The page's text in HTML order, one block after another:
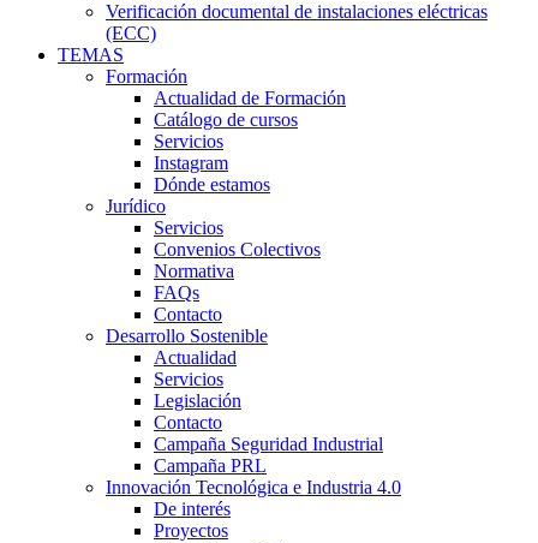
Verificación documental de instalaciones eléctricas
(ECC)
TEMAS
Formación
Actualidad de Formación
Catálogo de cursos
Servicios
Instagram
Dónde estamos
Jurídico
Servicios
Convenios Colectivos
Normativa
FAQs
Contacto
Desarrollo Sostenible
Actualidad
Servicios
Legislación
Contacto
Campaña Seguridad Industrial
Campaña PRL
Innovación Tecnológica e Industria 4.0
De interés
Proyectos